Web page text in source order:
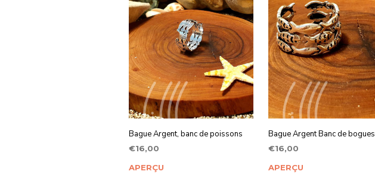
Bague Argent, banc de poissons
€16,00
AJOUTER AU PANIER
APERÇU
Bague Argent Banc de bogues
€16,00
AJOUTER AU PANIER
APERÇU